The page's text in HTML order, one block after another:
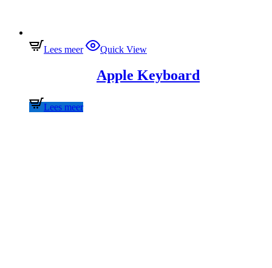
Lees meer Quick View
Apple Keyboard
Lees meer